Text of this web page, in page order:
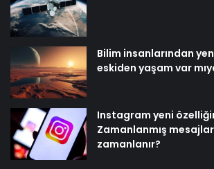
Bilim insanlarından
eskiden yaşam var
Instagram yeni
Zamanlanmış
zamanlanır?